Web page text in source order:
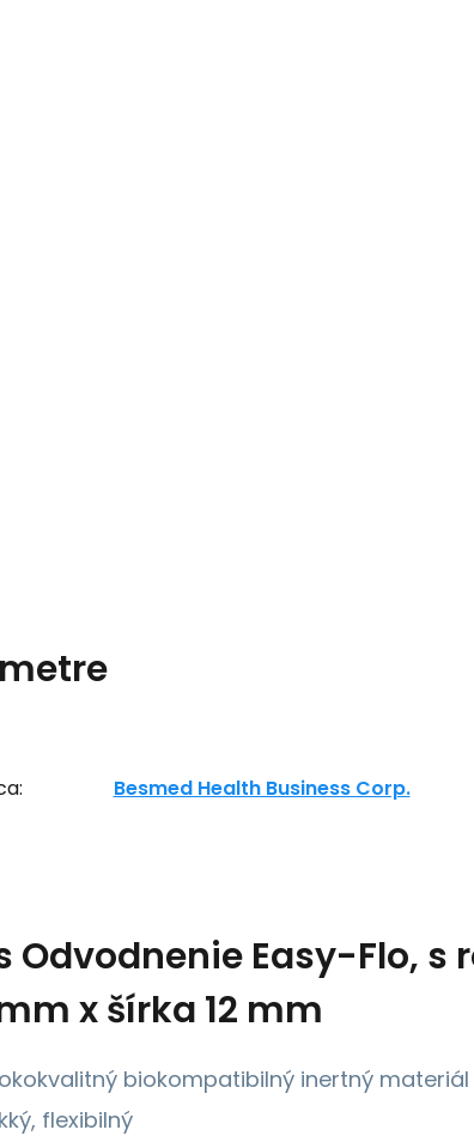
Besmed Health Business Corp.
Odvodnenie Easy-Flo,
x šírka 12 mm
biokompatibilný inertný
flexibilný